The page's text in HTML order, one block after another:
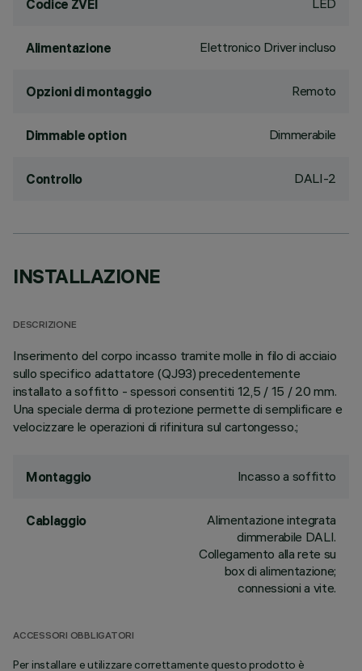
Codice ZVEI LED
Alimentazione Elettronico Driver incluso
Opzioni di montaggio Remoto
Dimmable option Dimmerabile
Controllo DALI-2
INSTALLAZIONE
DESCRIZIONE
Inserimento del corpo incasso tramite molle in filo di acciaio
sullo specifico adattatore (QJ93) precedentemente
installato a soffitto - spessori consentiti 12,5 / 15 / 20 mm.
Una speciale derma di protezione permette di semplificare e
velocizzare le operazioni di rifinitura sul cartongesso.;
Montaggio Incasso a soffitto
Cablaggio
Alimentazione integrata
dimmerabile DALI.
Collegamento alla rete su
box di alimentazione;
connessioni a vite.
ACCESSORI OBBLIGATORI
Per installare e utilizzare correttamente questo prodotto è